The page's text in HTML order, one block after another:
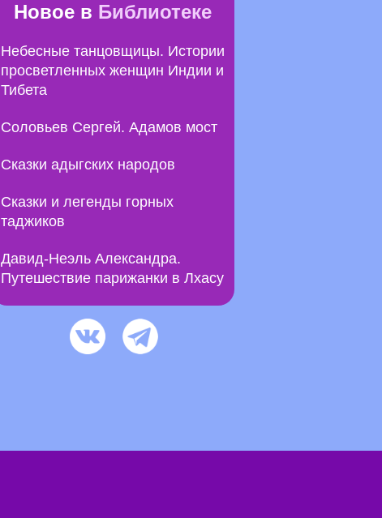
Новое в Библиотеке
Небесные танцовщицы. Истории
просветленных женщин Индии и
Тибета
Соловьев Сергей. Адамов мост
Сказки адыгских народов
Сказки и легенды горных
таджиков
Давид-Неэль Александра.
Путешествие парижанки в Лхасу